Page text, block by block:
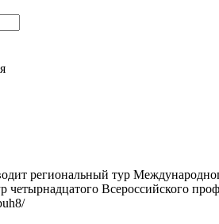
региональный тур
четырнадцатого Всероссийского